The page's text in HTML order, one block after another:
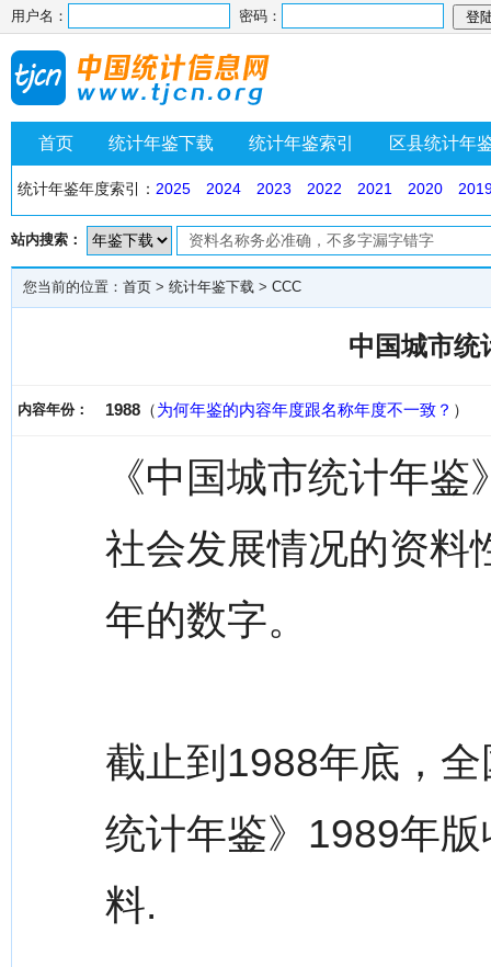
用户名： 密码：
首页 统计年鉴下载 统计年鉴索引 区县统计年
统计年鉴年度索引： 2025 2024 2023 2022 2021 2020
站内搜索：
您当前的位置： 首页 > 统计年鉴下载 > CCC
中国城市统
内容年份： 1988 （为何年鉴的内容年度跟名称年度不一致？ ）
《中国城市统计年
社会发展情况的资料
年的数字。
截止到1988年底，
统计年鉴》1989年
料.